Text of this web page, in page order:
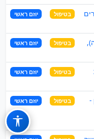
בטיפול יוזם ראשי
בטיפול יוזם ראשי
בטיפול יוזם ראשי
-
בטיפול יוזם ראשי